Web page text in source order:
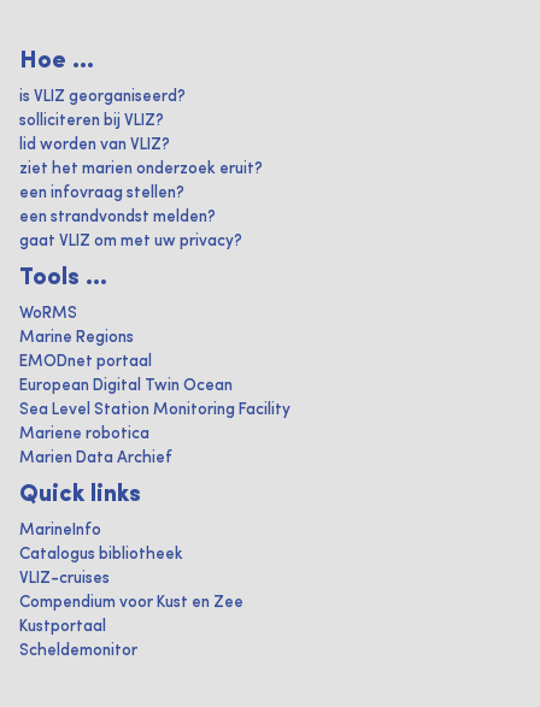
Hoe ...
is VLIZ georganiseerd?
solliciteren bij VLIZ?
lid worden van VLIZ?
ziet het marien onderzoek eruit?
een infovraag stellen?
een strandvondst melden?
gaat VLIZ om met uw privacy?
Tools ...
WoRMS
Marine Regions
EMODnet portaal
European Digital Twin Ocean
Sea Level Station Monitoring Facility
Mariene robotica
Marien Data Archief
Quick links
MarineInfo
Catalogus bibliotheek
VLIZ-cruises
Compendium voor Kust en Zee
Kustportaal
Scheldemonitor